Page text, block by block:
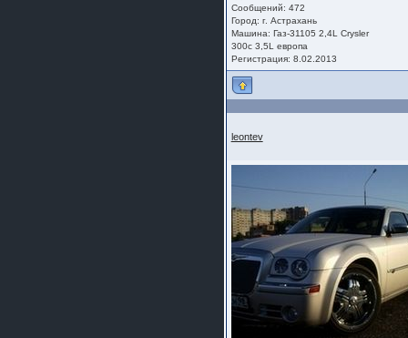
Сообщений: 472
Город: г. Астрахань
Машина: Газ-31105 2,4L Crysler
300c 3,5L европа
Регистрация: 8.02.2013
leontev